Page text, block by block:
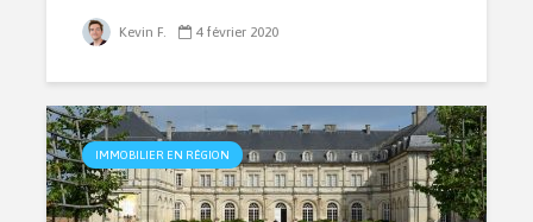
Kevin F. 4 février 2020
IMMOBILIER EN RÉGION